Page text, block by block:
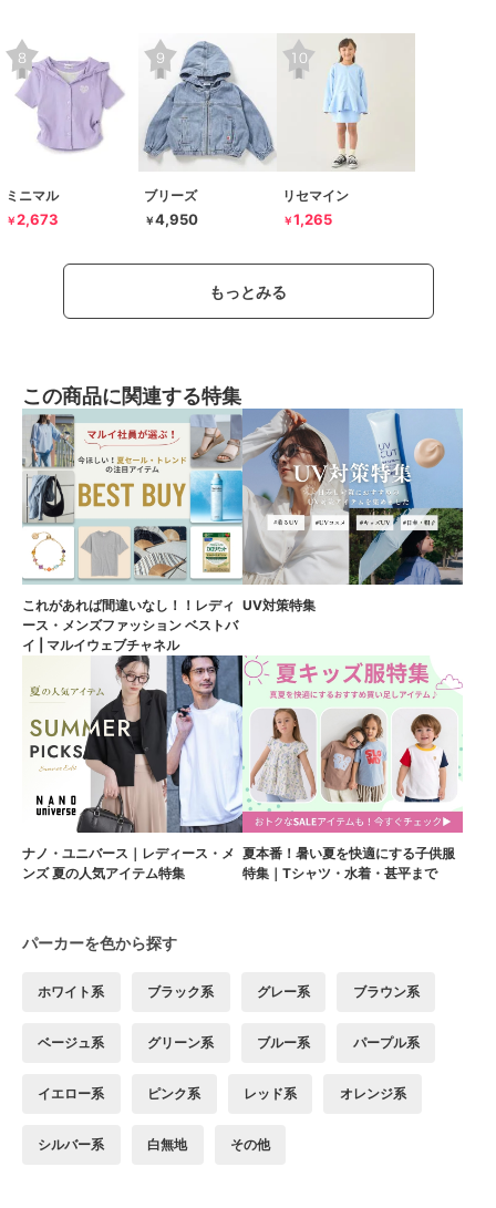
ミニマル
￥2,673
ブリーズ
￥4,950
リセマイン
￥1,265
もっとみる
この商品に関連する特集
これがあれば間違いなし！！レディ
ース・メンズファッション ベストバ
イ | マルイウェブチャネル
UV対策特集
ナノ・ユニバース｜レディース・メ
ンズ 夏の人気アイテム特集
夏本番！暑い夏を快適にする子供服
特集｜Tシャツ・水着・甚平まで
パーカーを色から探す
ホワイト系 ブラック系 グレー系 ブラウン系
ベージュ系 グリーン系 ブルー系 パープル系
イエロー系 ピンク系 レッド系 オレンジ系
シルバー系 白無地 その他